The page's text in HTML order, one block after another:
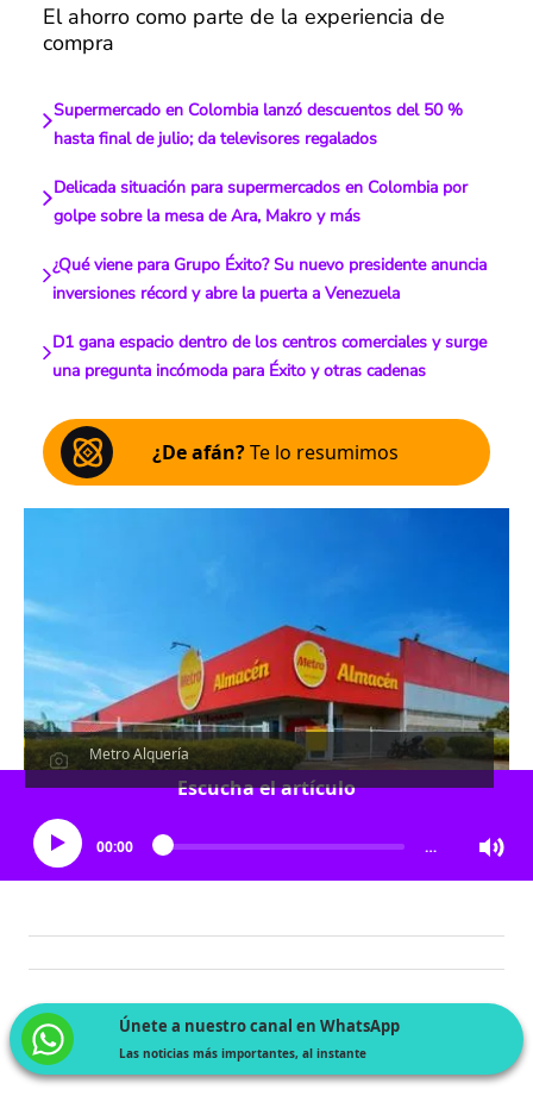
El ahorro como parte de la experiencia de
compra
Supermercado en Colombia lanzó descuentos del 50 %
hasta final de julio; da televisores regalados
Delicada situación para supermercados en Colombia por
golpe sobre la mesa de Ara, Makro y más
¿Qué viene para Grupo Éxito? Su nuevo presidente anuncia
inversiones récord y abre la puerta a Venezuela
D1 gana espacio dentro de los centros comerciales y surge
una pregunta incómoda para Éxito y otras cadenas
¿De afán?Te lo resumimos
Metro Alquería
Escucha el artículo
00:00 …
Únete a nuestro canal en WhatsApp
Las noticias más importantes, al instante